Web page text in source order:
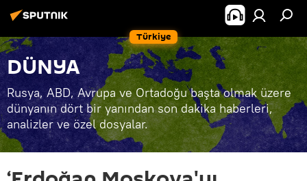
Türkiye
DÜNYA
Rusya, ABD, Avrupa ve Ortadoğu başta olmak üzere
dünyanın dört bir yanından son dakika haberleri,
analizler ve özel dosyalar.